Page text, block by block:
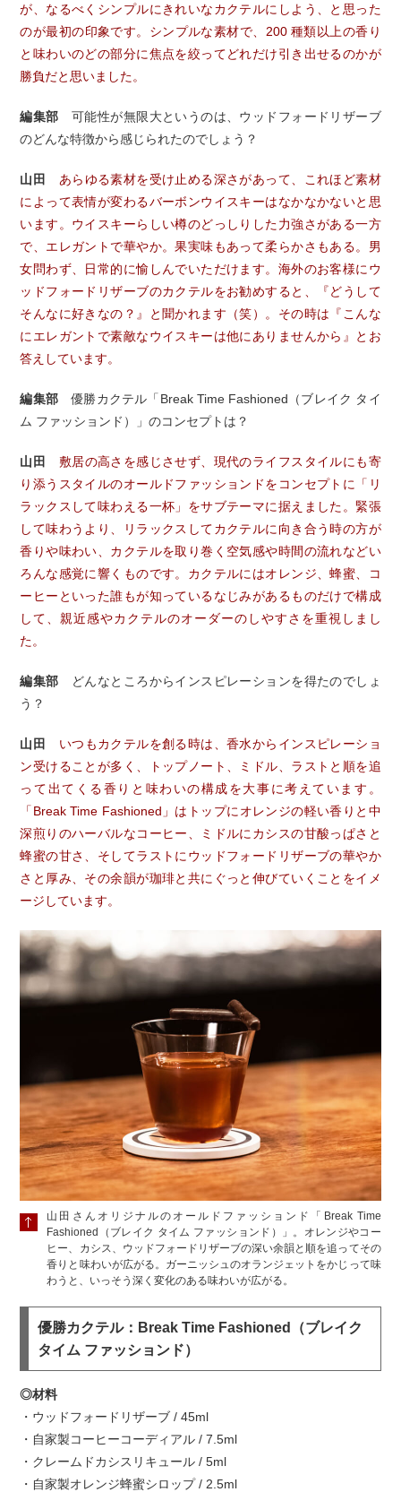
が、なるべくシンプルにきれいなカクテルにしよう、と思った
のが最初の印象です。シンプルな素材で、200 種類以上の香り
と味わいのどの部分に焦点を絞ってどれだけ引き出せるのかが
勝負だと思いました。
編集部 可能性が無限大というのは、ウッドフォードリザーブ
のどんな特徴から感じられたのでしょう？
山田
あらゆる素材を受け止める深さがあって、これほど素材
によって表情が変わるバーボンウイスキーはなかなかないと思
います。ウイスキーらしい樽のどっしりした力強さがある一方
で、エレガントで華やか。果実味もあって柔らかさもある。男
女問わず、日常的に愉しんでいただけます。海外のお客様にウ
ッドフォードリザーブのカクテルをお勧めすると、『どうして
そんなに好きなの？』と聞かれます（笑）。その時は『こんな
にエレガントで素敵なウイスキーは他にありませんから』とお
答えしています。
編集部 優勝カクテル「Break Time Fashioned（ブレイク タイ
ム ファッションド）」のコンセプトは？
山田
敷居の高さを感じさせず、現代のライフスタイルにも寄
り添うスタイルのオールドファッションドをコンセプトに「リ
ラックスして味わえる一杯」をサブテーマに据えました。緊張
して味わうより、リラックスしてカクテルに向き合う時の方が
香りや味わい、カクテルを取り巻く空気感や時間の流れなどい
ろんな感覚に響くものです。カクテルにはオレンジ、蜂蜜、コ
ーヒーといった誰もが知っているなじみがあるものだけで構成
して、親近感やカクテルのオーダーのしやすさを重視しまし
た。
編集部 どんなところからインスピレーションを得たのでしょ
う？
山田
いつもカクテルを創る時は、香水からインスピレーショ
ン受けることが多く、トップノート、ミドル、ラストと順を追
って出てくる香りと味わいの構成を大事に考えています。
「Break Time Fashioned」はトップにオレンジの軽い香りと中
深煎りのハーバルなコーヒー、ミドルにカシスの甘酸っぱさと
蜂蜜の甘さ、そしてラストにウッドフォードリザーブの華やか
さと厚み、その余韻が珈琲と共にぐっと伸びていくことをイメ
ージしています。
山田さんオリジナルのオールドファッションド「Break Time
Fashioned（ブレイク タイム ファッションド）」。オレンジやコー
ヒー、カシス、ウッドフォードリザーブの深い余韻と順を追ってその
香りと味わいが広がる。ガーニッシュのオランジェットをかじって味
わうと、いっそう深く変化のある味わいが広がる。
優勝カクテル：Break Time Fashioned（ブレイク
タイム ファッションド）
◎材料
・ウッドフォードリザーブ / 45ml
・自家製コーヒーコーディアル / 7.5ml
・クレームドカシスリキュール / 5ml
・自家製オレンジ蜂蜜シロップ / 2.5ml